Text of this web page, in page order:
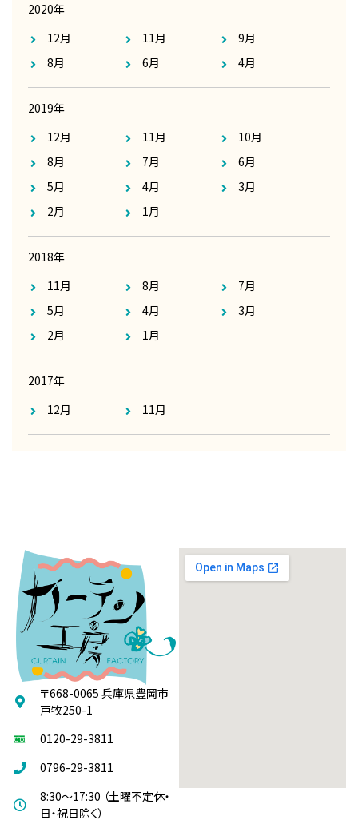
2020年
12月
11月
9月
8月
6月 4月
2019年
12月
11月
10月
8月
7月
6月
5月
4月
3月
2月
1月
2018年
11月
8月
7月
5月
4月
3月
2月
1月
2017年
12月
11月
〒668-0065 兵庫県豊岡市
戸牧250-1
0120-29-3811
0796-29-3811
8:30～17:30 （土曜不定休・
日・祝日除く）